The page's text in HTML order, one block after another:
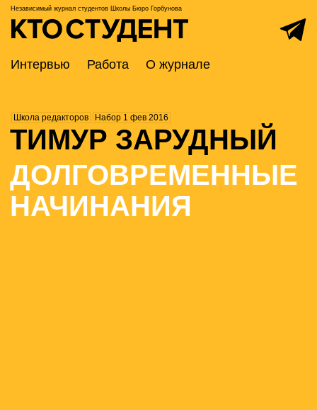
Независимый журнал студентов Школы Бюро Горбунова
Интервью Работа О журнале
Школа редакторов Набор 1 фев 2016
ТИМУР ЗАРУДНЫЙ
ДОЛГОВРЕ­­МЕН­НЫЕ
НАЧИНАНИЯ